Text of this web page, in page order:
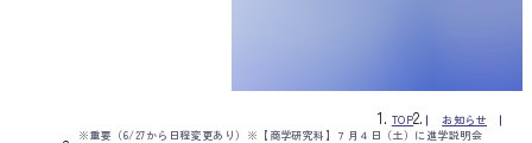
TOP
お知らせ
※重要（6/27から日程変更あり）※【商学研究科】７月４日（土）に進学説明会